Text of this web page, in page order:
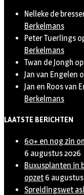
Nelleke de
Berkelmans
Peter Tuerlings
Berkelmans
Twan de Jongh op
Jan van Engelen
Jan en Roos van
Berkelmans
LAATSTE BERICHTEN
60+ en nog zin
6 augustus 2026
Buxusplanten in
opzet 6
Spreidingswet